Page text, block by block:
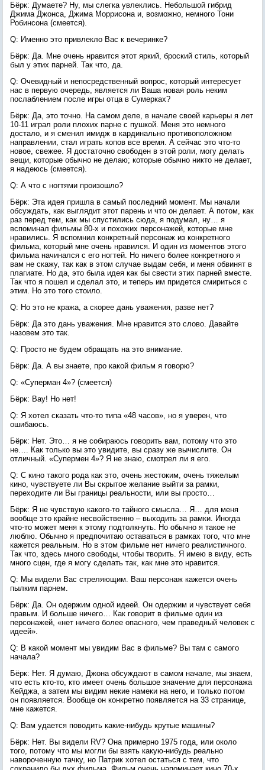
Бёрк: Думаете? Ну, мы слегка увлеклись. Небольшой гибрид
Джима Джонса, Джима Моррисона и, возможно, немного Тони
Робинсона (смеется).
Q: Именно это привлекло Вас к вечеринке?
Бёрк: Да. Мне очень нравится этот яркий, броский стиль, который
был у этих парней. Так что, да.
Q: Очевидный и непосредственный вопрос, который интересует
нас в первую очередь, является ли Ваша новая роль неким
послаблением после игры отца в Сумерках?
Бёрк: Да, это точно. На самом деле, в начале своей карьеры я лет
10-11 играл роли плохих парне с пушкой. Меня это немного
достало, и я сменил имидж в кардинально противоположном
направлении, стал играть копов все время. А сейчас это что-то
новое, свежее. Я достаточно свободен в этой роли, могу делать
вещи, которые обычно не делаю; которые обычно никто не делает,
я надеюсь (смеется).
Q: А что с ногтями произошло?
Бёрк: Эта идея пришла в самый последний момент. Мы начали
обсуждать, как выглядит этот парень и что он делает. А потом, как
раз перед тем, как мы спустились сюда, я подумал, ну… я
вспоминал фильмы 80-х и похожих персонажей, которые мне
нравились. Я вспомнил конкретный персонаж из конкретного
фильма, который мне очень нравился. И один из моментов этого
фильма начинался с его ногтей. Но ничего более конкретного я
вам не скажу, так как в этом случае выдам себя, и меня обвинят в
плагиате. Но да, это была идея как бы свести этих парней вместе.
Так что я пошел и сделал это, и теперь им придется смириться с
этим. Но это того стоило.
Q: Но это не кража, а скорее дань уважения, разве нет?
Бёрк: Да это дань уважения. Мне нравится это слово. Давайте
назовем это так.
Q: Просто не будем обращать на это внимание.
Бёрк: Да. А вы знаете, про какой фильм я говорю?
Q: «Суперман 4»? (смеется)
Бёрк: Вау! Но нет!
Q: Я хотел сказать что-то типа «48 часов», но я уверен, что
ошибаюсь.
Бёрк: Нет. Это… я не собираюсь говорить вам, потому что это
не…. Как только вы это увидите, вы сразу же вычислите. Он
отличный. «Супермен 4»? Я не знаю, смотрел ли я его.
Q: С кино такого рода как это, очень жестоким, очень тяжелым
кино, чувствуете ли Вы скрытое желание выйти за рамки,
переходите ли Вы границы реальности, или вы просто…
Бёрк: Я не чувствую какого-то тайного смысла… Я… для меня
вообще это крайне несвойственно – выходить за рамки. Иногда
что-то может меня к этому подтолкнуть. Но обычно я такое не
люблю. Обычно я предпочитаю оставаться в рамках того, что мне
кажется реальным. Но в этом фильме нет ничего реалистичного.
Так что, здесь много свободы, чтобы творить. Я имею в виду, есть
много сцен, где я могу сделать так, как мне это нравится.
Q: Мы видели Вас стреляющим. Ваш персонаж кажется очень
пылким парнем.
Бёрк: Да. Он одержим одной идеей. Он одержим и чувствует себя
правым. И больше ничего… Как говорит в фильме один из
персонажей, «нет ничего более опасного, чем праведный человек с
идеей».
Q: В какой момент мы увидим Вас в фильме? Вы там с самого
начала?
Бёрк: Нет. Я думаю, Джона обсуждают в самом начале, мы знаем,
что есть кто-то, кто имеет очень большое значение для персонажа
Кейджа, а затем мы видим некие намеки на него, и только потом
он появляется. Вообще он конкретно появляется на 33 странице,
мне кажется.
Q: Вам удается поводить какие-нибудь крутые машины?
Бёрк: Нет. Вы видели RV? Она примерно 1975 года, или около
того, потому что мы могли бы взять какую-нибудь реально
навороченную тачку, но Патрик хотел остаться с тем, что